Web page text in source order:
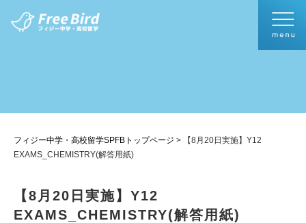
フィジー中学・高校留学SPFBトップページ >
【8月20日実施】Y12
EXAMS_CHEMISTRY(解答用紙)
【8月20日実施】Y12
EXAMS_CHEMISTRY(解答用紙)